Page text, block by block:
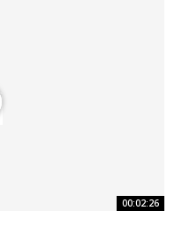
00:02:26